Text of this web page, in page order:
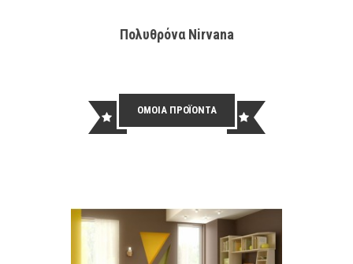
Πολυθρόνα Nirvana
ΟΜΟΙΑ ΠΡΟΪΟΝΤΑ